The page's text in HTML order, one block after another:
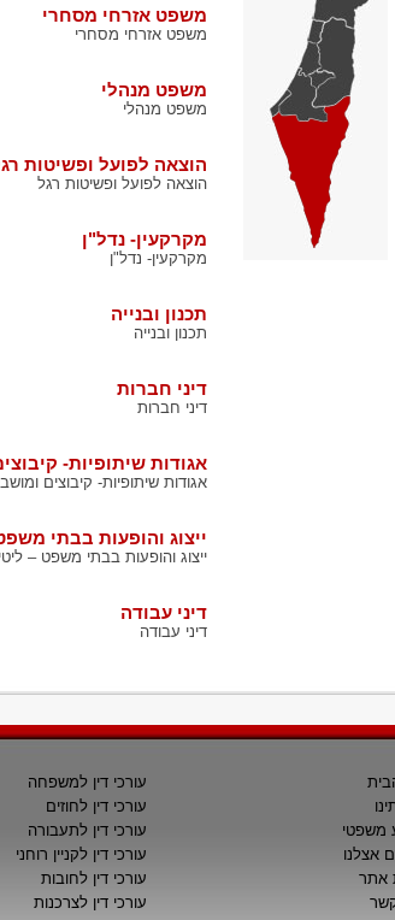
משפט אזרחי מסחרי
משפט אזרחי מסחרי
משפט מנהלי
משפט מנהלי
הוצאה לפועל ופשיטות
הוצאה לפועל ופשיטות רגל
מקרקעין- נדל"ן
מקרקעין- נדל"ן
תכנון ובנייה
תכנון ובנייה
דיני חברות
דיני חברות
אגודות שיתופיות-
אגודות שיתופיות- קיבוצים
ייצוג והופעות בבתי
ייצוג והופעות בבתי משפט –
דיני עבודה
דיני עבודה
משפטי
אצלנו
אתר
עורכי דין למשפחה
עורכי דין לחוזים
עורכי דין לתעבורה
עורכי דין לקניין רוחני
עורכי דין לחובות
עורכי דין לצרכנות